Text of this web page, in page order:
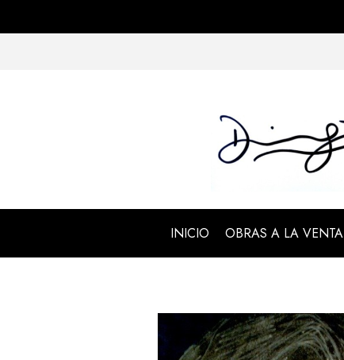
INICIO OBRAS A LA VENTA